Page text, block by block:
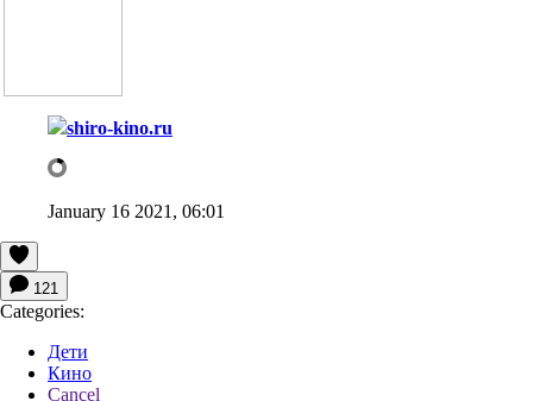
shiro-kino.ru
January 16 2021, 06:01
121
Categories:
Дети
Кино
Cancel